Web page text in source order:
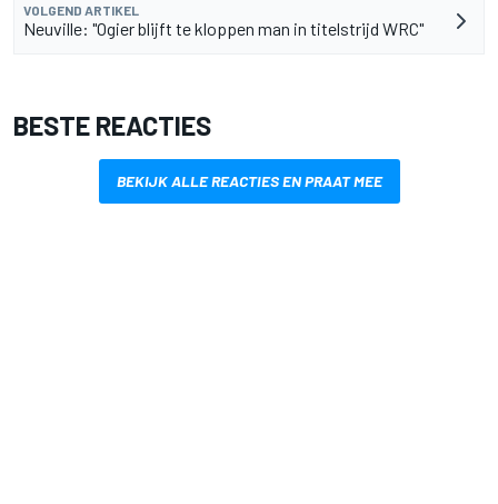
VOLGEND ARTIKEL
Neuville: "Ogier blijft te kloppen man in titelstrijd WRC"
BESTE REACTIES
BEKIJK ALLE REACTIES EN PRAAT MEE